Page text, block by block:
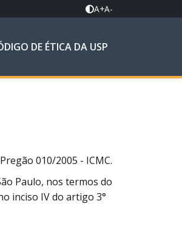
A+A-
DE ÉTICA DA USP
010/2005 - ICMC.
Paulo, nos termos do
inciso IV do artigo 3°